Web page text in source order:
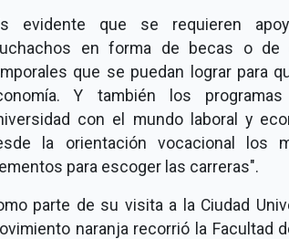
evidente que se requieren
en forma de becas o de
que se puedan lograr para
Y también los
con el mundo laboral y
la orientación vocacional los
para escoger las carreras".
parte de su visita a la Ciudad
naranja recorrió la Facultad